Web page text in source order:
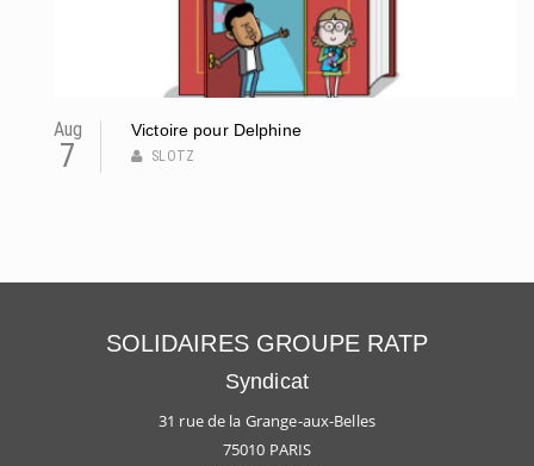
Aug
7
Victoire pour Delphine
SLOTZ
SOLIDAIRES GROUPE RATP
Syndicat
31 rue de la Grange-aux-Belles
75010 PARIS